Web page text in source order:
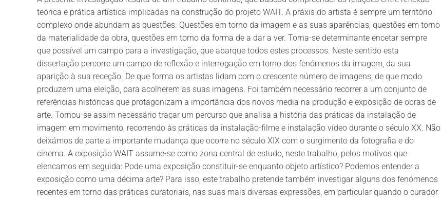
teórica e prática artística implicadas na construção do projeto WAIT. A práxis do artista é sempre um território
complexo onde abundam as questões. Questões em torno da imagem e as suas aparências, questões em torno
da materialidade da obra, questões em torno da forma de a dar a ver. Torna-se determinante encetar sempre
que possível um campo para a investigação, que abarque todos estes processos. Neste sentido esta
dissertação percorre um campo de reflexão e interrogação em torno dos fenómenos da imagem, da sua
aparição à sua receção. De que forma os artistas lidam com o crescente número de imagens, de que modo
produzem uma eleição, para acolherem as suas imagens. Foi também necessário recorrer a um conjunto de
referências históricas que protagonizam a importância dos novos media na produção e exposição de obras de
arte. Tornou-se assim necessário traçar um percurso que analisa a história das práticas da instalação de
imagem em movimento, recorrendo às práticas da instalação-filme e instalação vídeo durante o século XX. Não
deixámos de parte a importante mudança que ocorre no século XIX com o surgimento da fotografia e do
cinema. A exposição WAIT assume-se como zona central de estudo, neste trabalho, pelos motivos que
elencamos em seguida: Pode uma exposição constituir-se enquanto objeto artístico? Podemos entender a
exposição como uma décima arte? Para isso, este trabalho pretende também investigar alguns dos fenómenos
recentes em torno das práticas curatoriais, nas suas mais diversas expressões, em particular quando o curador